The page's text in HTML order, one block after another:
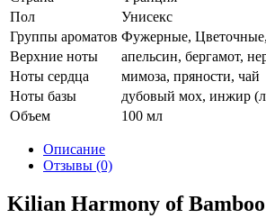
Пол
Унисекс
Группы ароматов Фужерные,
Верхние ноты
апельсин, бергамот,
Ноты сердца
мимоза, пряности, чай
Ноты базы
дубовый мох, инжир
Объем
100 мл
Описание
Отзывы (0)
Kilian Harmony of Bamboo